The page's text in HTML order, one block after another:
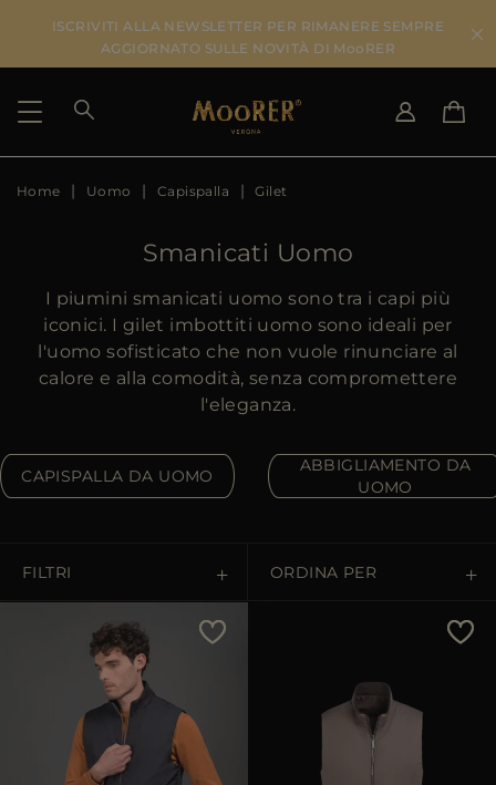
ISCRIVITI ALLA NEWSLETTER PER RIMANERE SEMPRE
AGGIORNATO SULLE NOVITÀ DI MooRER
PAESE DI SPEDIZIONE
US
AU
DK
ES
PIÙ PAESI
Home Uomo Capispalla Gilet
Smanicati Uomo
I piumini smanicati uomo sono tra i capi più
iconici. I gilet imbottiti uomo sono ideali per
l'uomo sofisticato che non vuole rinunciare al
calore e alla comodità, senza compromettere
l'eleganza.
CAPISPALLA DA UOMO
ABBIGLIAMENTO DA
UOMO
FILTRI ORDINA PER
Price Low To High
Price High To Low
Best Sellers